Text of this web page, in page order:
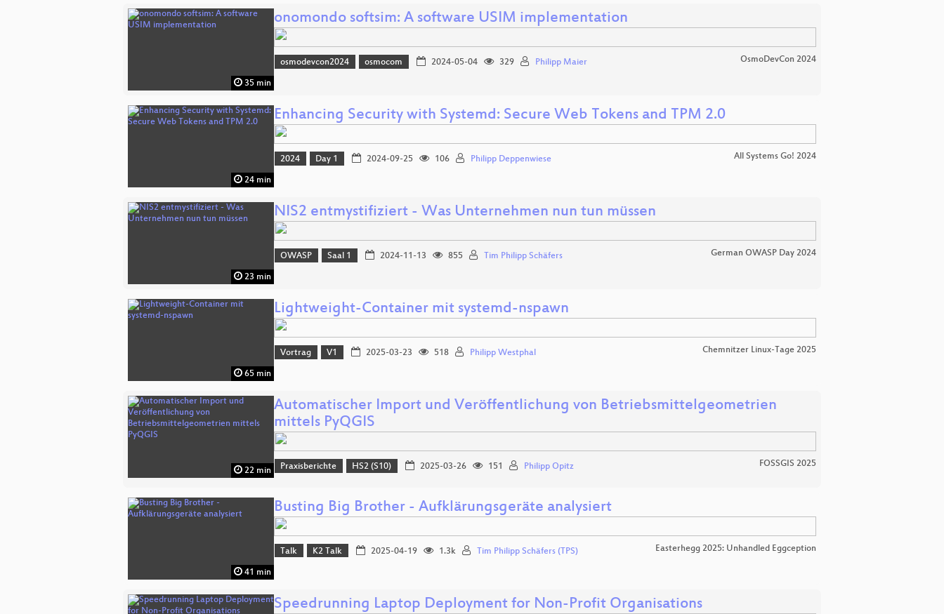
35 min
onomondo softsim: A software USIM implementation
osmodevcon2024 osmocom 2024-05-04 329 Philipp Maier OsmoDevCon 2024
24 min
Enhancing Security with Systemd: Secure Web Tokens and TPM 2.0
2024 Day 1 2024-09-25 106 Philipp Deppenwiese All Systems Go! 2024
23 min
NIS2 entmystifiziert - Was Unternehmen nun tun müssen
OWASP Saal 1 2024-11-13 855 Tim Philipp Schäfers German OWASP Day 2024
65 min
Lightweight-Container mit systemd-nspawn
Vortrag V1 2025-03-23 518 Philipp Westphal Chemnitzer Linux-Tage 2025
22 min
Automatischer Import und Veröffentlichung von Betriebsmittelgeometrien
mittels PyQGIS
Praxisberichte HS2 (S10) 2025-03-26 151 Philipp Opitz FOSSGIS 2025
41 min
Busting Big Brother - Aufklärungsgeräte analysiert
Talk K2 Talk 2025-04-19 1.3k Tim Philipp Schäfers (TPS) Easterhegg 2025: Unhandled Eggception
Speedrunning Laptop Deployment for Non-Profit Organisations